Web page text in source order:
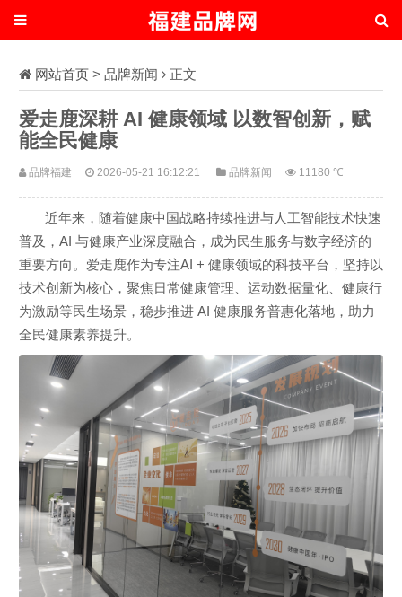
网站首页 > 品牌新闻 正文
爱走鹿深耕 AI 健康领域 以数智创新，赋
能全民健康
品牌福建 2026-05-21 16:12:21 品牌新闻 11180 ℃
近年来，随着健康中国战略持续推进与人工智能技术快速
普及，AI 与健康产业深度融合，成为民生服务与数字经济的
重要方向。爱走鹿作为专注AI + 健康领域的科技平台，坚持以
技术创新为核心，聚焦日常健康管理、运动数据量化、健康行
为激励等民生场景，稳步推进 AI 健康服务普惠化落地，助力
全民健康素养提升。